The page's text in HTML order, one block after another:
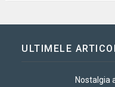
ULTIMELE
Nostalgia